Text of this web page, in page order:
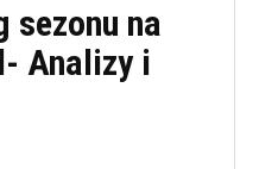
sezonu na
Analizy i